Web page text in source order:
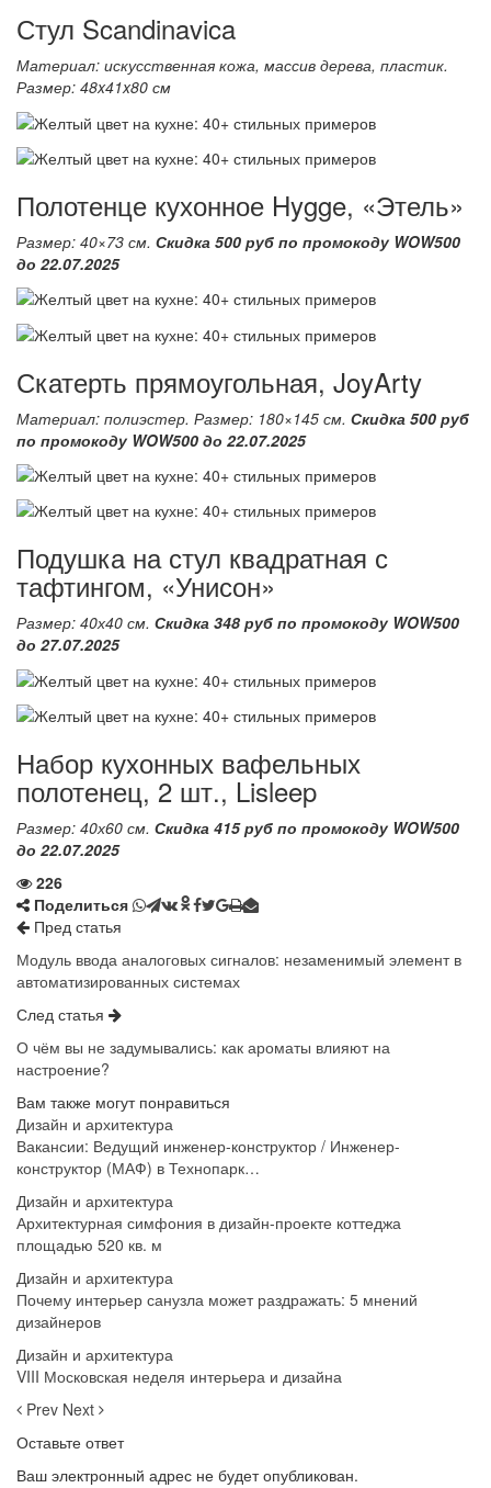
Стул Scandinavica
Материал: искусственная кожа, массив дерева, пластик.
Размер: 48x41x80 см
Полотенце кухонное Hygge, «Этель»
Размер: 40×73 см. Скидка 500 руб по промокоду WOW500
до 22.07.2025
Скатерть прямоугольная, JoyArty
Материал: полиэстер. Размер: 180×145 см. Скидка 500 руб
по промокоду WOW500 до 22.07.2025
Подушка на стул квадратная с
тафтингом, «Унисон»
Размер: 40х40 см. Скидка 348 руб по промокоду WOW500
до 27.07.2025
Набор кухонных вафельных
полотенец, 2 шт., Lisleep
Размер: 40х60 см. Скидка 415 руб по промокоду WOW500
до 22.07.2025
226
Поделиться
Пред статья
Модуль ввода аналоговых сигналов: незаменимый элемент в
автоматизированных системах
След статья
О чём вы не задумывались: как ароматы влияют на
настроение?
Вам также могут понравиться
Дизайн и архитектура
Вакансии: Ведущий инженер-конструктор / Инженер-
конструктор (МАФ) в Технопарк…
Дизайн и архитектура
Архитектурная симфония в дизайн-проекте коттеджа
площадью 520 кв. м
Дизайн и архитектура
Почему интерьер санузла может раздражать: 5 мнений
дизайнеров
Дизайн и архитектура
VIII Московская неделя интерьера и дизайна
Prev Next
Оставьте ответ
Ваш электронный адрес не будет опубликован.